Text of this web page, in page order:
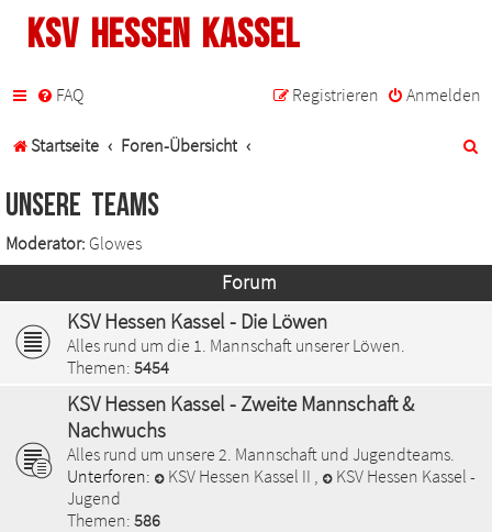
KSV Hessen Kassel
FAQ Anmelden
Registrieren
Startseite Foren-Übersicht
h
e
Unsere Teams
Moderator: Glowes
Forum
KSV Hessen Kassel - Die Löwen
Alles rund um die 1. Mannschaft unserer Löwen.
Themen: 5454
KSV Hessen Kassel - Zweite Mannschaft &
Nachwuchs
Alles rund um unsere 2. Mannschaft und Jugendteams.
Unterforen:
KSV Hessen Kassel II
KSV Hessen Kassel -
Jugend
Themen: 586